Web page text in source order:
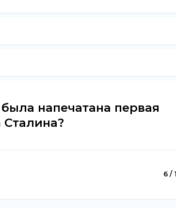
напечатана первая
6 /